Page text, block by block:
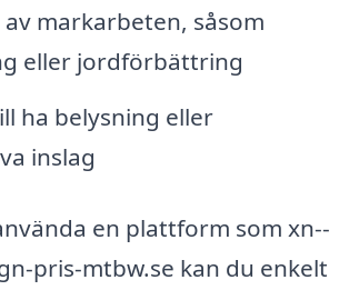
markarbeten, såsom
eller jordförbättring
ha belysning eller
inslag
en plattform som xn--
pris-mtbw.se kan du enkelt